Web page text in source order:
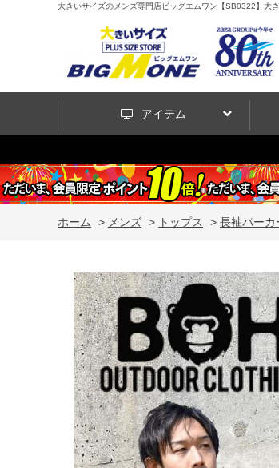
大きいサイズのメンズ専門店ビッグエムワン【SB0322】大
アイテム
ホーム > メンズ > トップス > 長袖パーカ